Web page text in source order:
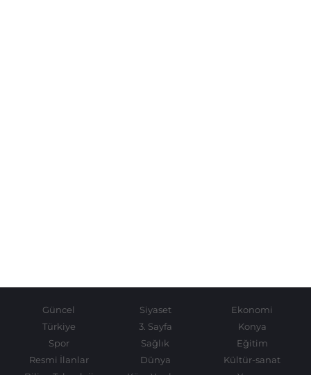
Güncel Siyaset
Ekonomi
Türkiye
3. Sayfa
Konya
Spor
Sağlık
Eğitim
Resmi İlanlar
Dünya
Kültür-sanat